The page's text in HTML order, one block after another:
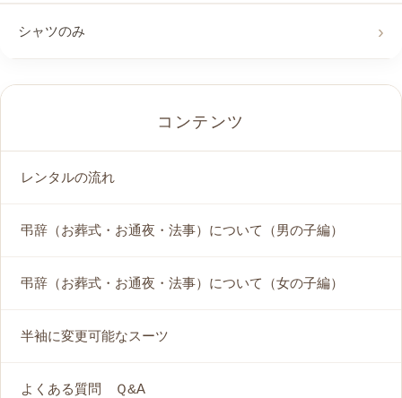
シャツのみ
コンテンツ
レンタルの流れ
弔辞（お葬式・お通夜・法事）について（男の子編）
弔辞（お葬式・お通夜・法事）について（女の子編）
半袖に変更可能なスーツ
よくある質問 Ｑ&A